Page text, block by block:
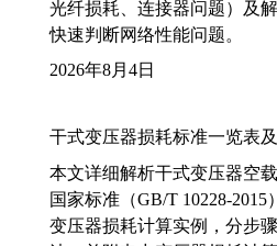
光纤损耗、连接器问题）及
快速判断网络性能问题。
2026年8月4日
干式变压器损耗标准一览表
本文详细解析干式变压器空
国家标准（GB/T 10228-2015
变压器损耗计算实例，分步